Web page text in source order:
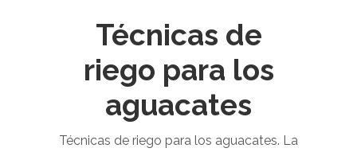
Técnicas de
riego para los
aguacates
Técnicas de riego para los aguacates. La